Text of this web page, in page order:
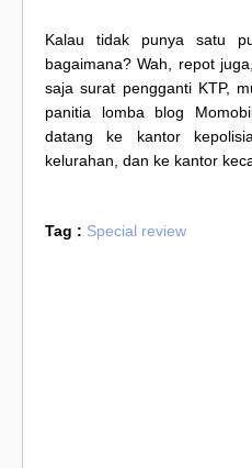
Kalau tidak punya satu
bagaimana? Wah, repot
saja surat pengganti KTP,
panitia lomba blog
datang ke kantor
kelurahan, dan ke kantor
Tag : Special review